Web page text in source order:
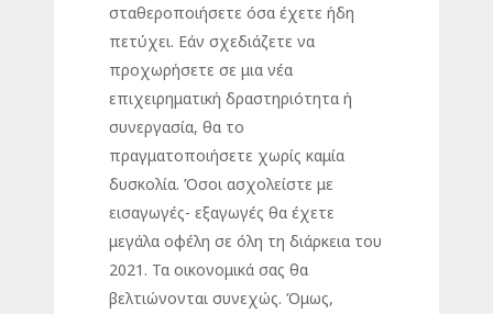
σταθεροποιήσετε όσα έχετε ήδη
πετύχει. Εάν σχεδιάζετε να
προχωρήσετε σε μια νέα
επιχειρηματική δραστηριότητα ή
συνεργασία, θα το
πραγματοποιήσετε χωρίς καμία
δυσκολία. Όσοι ασχολείστε με
εισαγωγές- εξαγωγές θα έχετε
μεγάλα οφέλη σε όλη τη διάρκεια του
2021. Τα οικονομικά σας θα
βελτιώνονται συνεχώς. Όμως,